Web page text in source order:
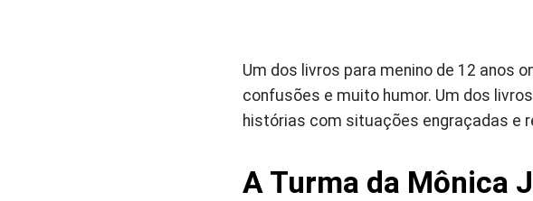
Um dos livros para menino de 12 anos
confusões e muito humor. Um dos
histórias com situações engraçadas e
A Turma da Mônica